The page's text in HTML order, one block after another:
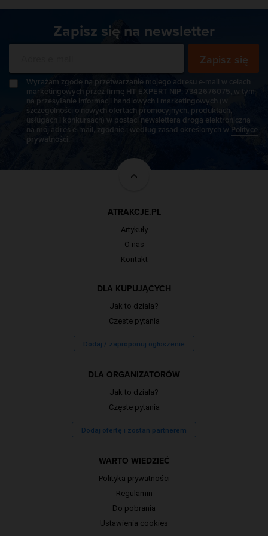
Zapisz się na newsletter
Zapisz się
Wyrażam zgodę na przetwarzanie mojego adresu e-mail w celach
marketingowych przez firmę HT EXPERT NIP: 7342676075, w tym
na przesyłanie informacji handlowych i marketingowych (w
szczególności o nowych ofertach promocyjnych, produktach,
usługach i konkursach) w postaci newslettera drogą elektroniczną
na mój adres e-mail, zgodnie i według zasad określonych w Polityce
prywatności.
ATRAKCJE.PL
Artykuły
O nas
Kontakt
DLA KUPUJĄCYCH
Jak to działa?
Częste pytania
Dodaj / zaproponuj ogłoszenie
DLA ORGANIZATORÓW
Jak to działa?
Częste pytania
Dodaj ofertę i zostań partnerem
WARTO WIEDZIEĆ
Polityka prywatności
Regulamin
Do pobrania
Ustawienia cookies